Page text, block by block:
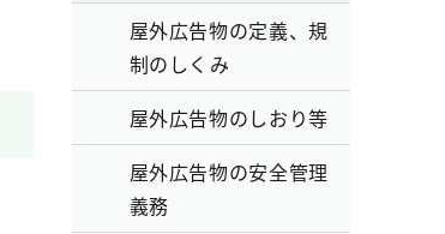
屋外広告物の定義、規
制のしくみ
屋外広告物のしおり等
屋外広告物の安全管理
義務